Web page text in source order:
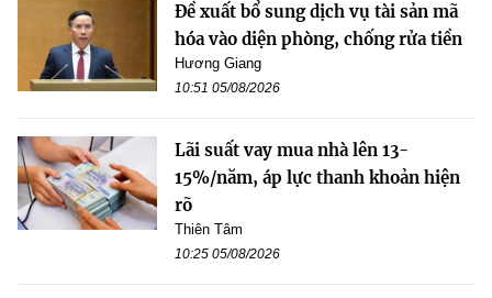
Đề xuất bổ sung dịch vụ tài sản mã
hóa vào diện phòng, chống rửa tiền
Hương Giang
10:51 05/08/2026
Lãi suất vay mua nhà lên 13-
15%/năm, áp lực thanh khoản hiện
rõ
Thiên Tâm
10:25 05/08/2026